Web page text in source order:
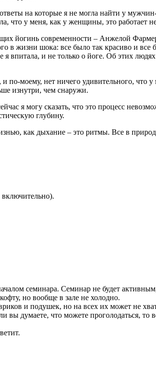
на которые я не могла найти у мужчин-
что у меня, как у женщины, это работает
йогинь современности – Анжелой
в жизни шока: все было так красиво и все
впитала, и не только о йоге. Об этих
моему, нет ничего удивительного, что у
изнутри, чем снаружи.
я могу сказать, что это процесс
глубину.
как дыхание – это ритмы. Все в
семинара. Семинар не будет
но вообще в зале не холодно.
и подушек, но на всех их может не
вы думаете, что можете проголодаться,